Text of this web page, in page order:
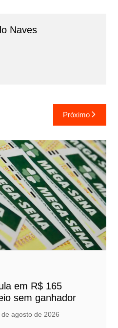
Naves
Próximo
em R$ 165
sem ganhador
de agosto de 2026